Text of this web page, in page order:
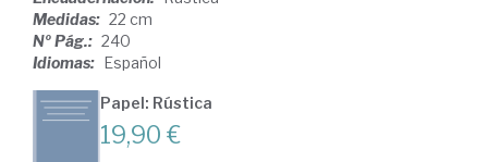
Medidas: 22 cm
Nº Pág.: 240
Idiomas: Español
Papel: Rústica
19,90 €